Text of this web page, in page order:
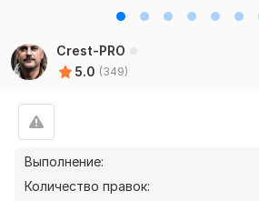
Crest-PRO
5.0 (349)
Выполнение:
Количество правок: